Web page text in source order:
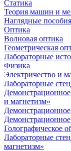
Статика
Теория машин и
Наглядные
Оптика
Волновая оптика
Геометрическая
Лабораторные
Физика
Электричество и
Лабораторные
и магнетизм»
Голографическое
Лабораторные
магнетизм»